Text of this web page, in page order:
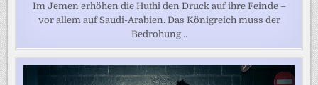
Im Jemen erhöhen die Huthi den Druck auf ihre Feinde –
vor allem auf Saudi-Arabien. Das Königreich muss der
Bedrohung...